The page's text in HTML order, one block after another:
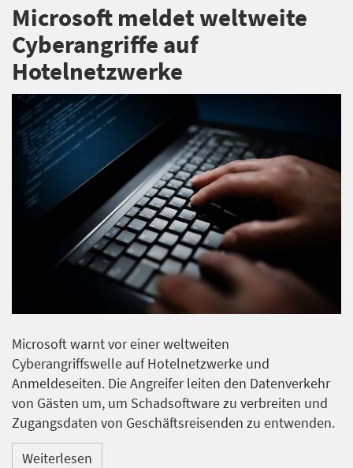
Microsoft meldet weltweite
Cyberangriffe auf
Hotelnetzwerke
Microsoft warnt vor einer weltweiten
Cyberangriffswelle auf Hotelnetzwerke und
Anmeldeseiten. Die Angreifer leiten den Datenverkehr
von Gästen um, um Schadsoftware zu verbreiten und
Zugangsdaten von Geschäftsreisenden zu entwenden.
Weiterlesen